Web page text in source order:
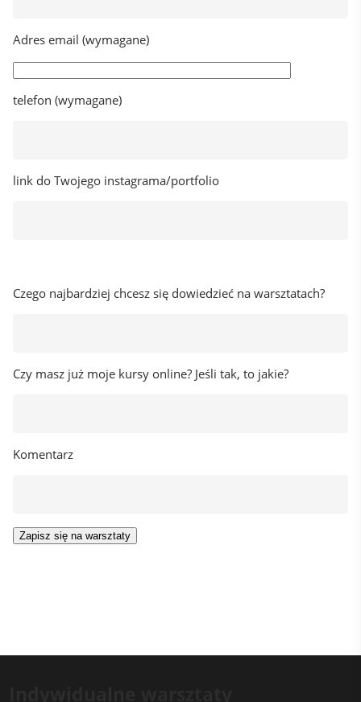
Adres email (wymagane)
telefon (wymagane)
link do Twojego instagrama/portfolio
Czego najbardziej chcesz się dowiedzieć na warsztatach?
Czy masz już moje kursy online? Jeśli tak, to jakie?
Komentarz